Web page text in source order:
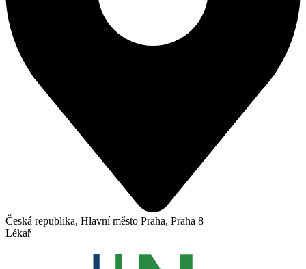
Česká republika, Hlavní město Praha, Praha 8
Lékař